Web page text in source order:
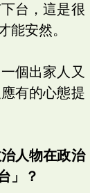
台，這是很
能安然。
個出家人又
有的心態提
人物在政治
」？